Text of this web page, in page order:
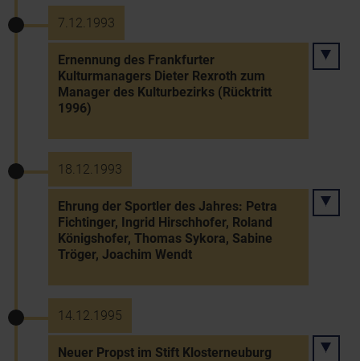
7.12.1993
Ernennung des Frankfurter
Kulturmanagers Dieter Rexroth zum
Manager des Kulturbezirks (Rücktritt
1996)
18.12.1993
Ehrung der Sportler des Jahres: Petra
Fichtinger, Ingrid Hirschhofer, Roland
Königshofer, Thomas Sykora, Sabine
Tröger, Joachim Wendt
14.12.1995
Neuer Propst im Stift Klosterneuburg